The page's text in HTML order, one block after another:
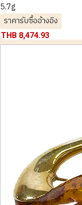
5.7g
ราคารับซื้ออ้างอิง
THB 8,474.93